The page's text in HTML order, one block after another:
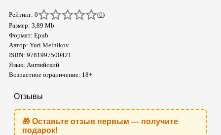
Рейтинг: 0 (0)
Размер: 3,89 Mb
Формат: Epub
Автор: Yuri Melnikov
ISBN: 9781997500421
Язык: Английский
Возрастное ограничение: 18+
Отзывы
🎁 Оставьте отзыв первым — получите
подарок!